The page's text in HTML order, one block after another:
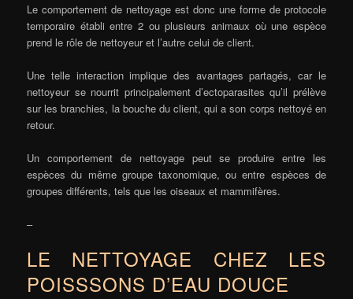
Le comportement de nettoyage est donc une forme de protocole
temporaire établi entre 2 ou plusieurs animaux où une espèce
prend le rôle de nettoyeur et l’autre celui de client.
Une telle interaction implique des avantages partagés, car le
nettoyeur se nourrit principalement d’ectoparasites qu’il prélève
sur les branchies, la bouche du client, qui a son corps nettoyé en
retour.
Un comportement de nettoyage peut se produire entre les
espèces du même groupe taxonomique, ou entre espèces de
groupes différents, tels que les oiseaux et mammifères.
–
LE NETTOYAGE CHEZ LES
POISSSONS D’EAU DOUCE